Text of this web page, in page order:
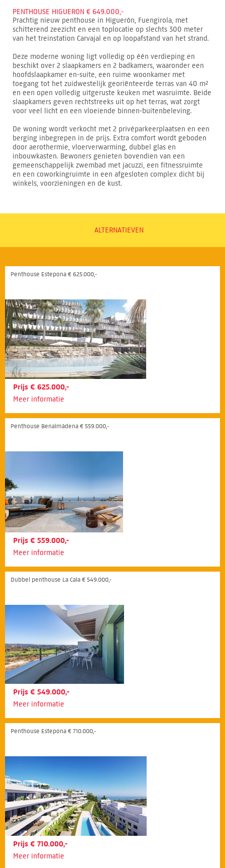
PENTHOUSE HIGUERON € 649.000,-
Prachtig nieuw penthouse in Higuerón, Fuengirola, met
schitterend zeezicht en een toplocatie op slechts 300 meter
van het treinstation Carvajal en op loopafstand van het strand.
Deze moderne woning ligt volledig op één verdieping en
beschikt over 2 slaapkamers en 2 badkamers, waaronder een
hoofdslaapkamer en-suite, een ruime woonkamer met
toegang tot het zuidwestelijk georiënteerde terras van 40 m²
en een open volledig uitgeruste keuken met wasruimte. Beide
slaapkamers geven rechtstreeks uit op het terras, wat zorgt
voor veel licht en een vloeiende binnen-buitenbeleving.
De woning wordt verkocht met 2 privéparkeerplaatsen en een
berging inbegrepen in de prijs. Extra comfort wordt geboden
door aerothermie, vloerverwarming, dubbel glas en
inbouwkasten. Bewoners genieten bovendien van een
gemeenschappelijk zwembad met jacuzzi, een fitnessruimte
en een coworkingruimte in een afgesloten complex dicht bij
winkels, voorzieningen en de kust.
ALTERNATIEVEN
Penthouse Estepona € 625.000,-
Prijs € 625.000,-
Meer informatie
Penthouse Benalmádena € 559.000,-
Prijs € 559.000,-
Meer informatie
Dubbel penthouse La Cala € 549.000,-
Prijs € 549.000,-
Meer informatie
Penthouse Estepona € 710.000,-
Prijs € 710.000,-
Meer informatie